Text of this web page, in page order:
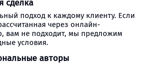
сделка
подход к каждому клиенту. Если
через онлайн-
вам не подходит, мы предложим
условия.
авторы